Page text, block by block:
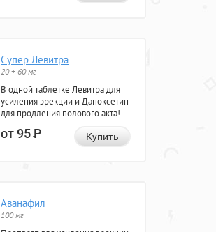
Супер Левитра
20 + 60 мг
В одной таблетке Левитра для
усиления эрекции и Дапоксетин
для продления полового акта!
от 95Р Купить
Аванафил
100 мг